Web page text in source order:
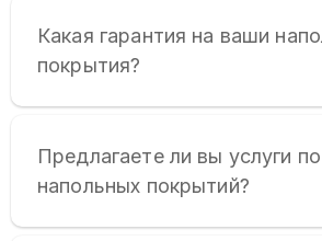
Какая гарантия на ваши
покрытия?
Предлагаете ли вы услуги
напольных покрытий?